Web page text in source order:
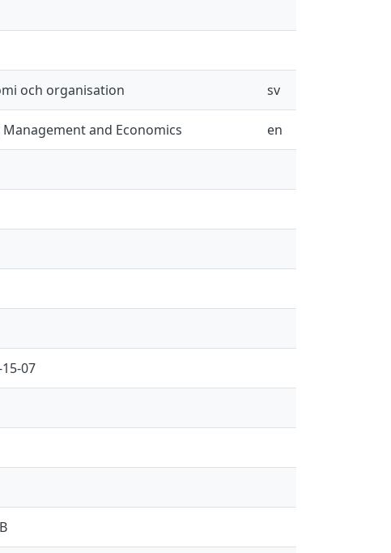
och organisation sv
and Economics en
07